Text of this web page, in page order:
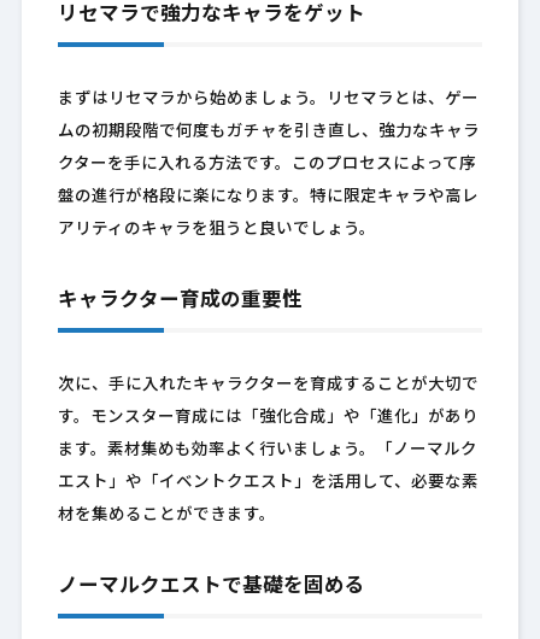
リセマラで強力なキャラをゲット
まずはリセマラから始めましょう。リセマラとは、ゲー
ムの初期段階で何度もガチャを引き直し、強力なキャラ
クターを手に入れる方法です。このプロセスによって序
盤の進行が格段に楽になります。特に限定キャラや高レ
アリティのキャラを狙うと良いでしょう。
キャラクター育成の重要性
次に、手に入れたキャラクターを育成することが大切で
す。モンスター育成には「強化合成」や「進化」があり
ます。素材集めも効率よく行いましょう。「ノーマルク
エスト」や「イベントクエスト」を活用して、必要な素
材を集めることができます。
ノーマルクエストで基礎を固める